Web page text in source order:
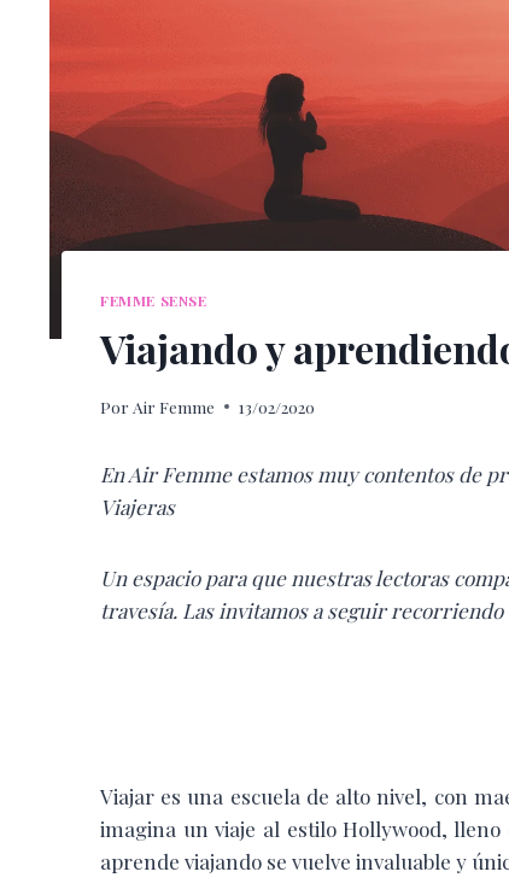
FEMME SENSE
Viajando y
Por Air Femme 13/02/2020
En Air Femme estamos muy contentos de
Viajeras
Un espacio para que nuestras lectoras
travesía. Las invitamos a seguir recorriendo
Viajar es una escuela de alto nivel, con
imagina un viaje al estilo Hollywood,
aprende viajando se vuelve invaluable y